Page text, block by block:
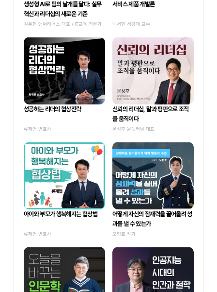
생성형 AI로 팀의 날개를 달다: 실무
혁신과 리더십의 새로운 기준
김우현 앤써리너스 대표 / IT교육 전문가
서비스 제품 개발론
백서현 서강대 교수
성공하는 리더의 협상전략
류재언 변호사
신뢰의 리더십, 말과 평판으로 조직
을 움직이다
문성후 올댓러닝 대표
아이와 부모가 행복해지는 협상법
류재언 변호사
어떻게 자신의 잠재력을 끌어올려 성
과를 낼 수 있는가
오현호 작가